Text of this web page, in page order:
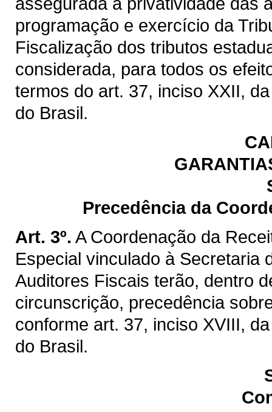
programação e exercício da
Fiscalização dos tributos
considerada, para todos os
termos do art. 37, inciso XXII,
do Brasil.
Precedência da
Art. 3º. A Coordenação da
Especial vinculado à Secretaria
Auditores Fiscais terão, dentro
circunscrição, precedência
conforme art. 37, inciso XVIII,
do Brasil.